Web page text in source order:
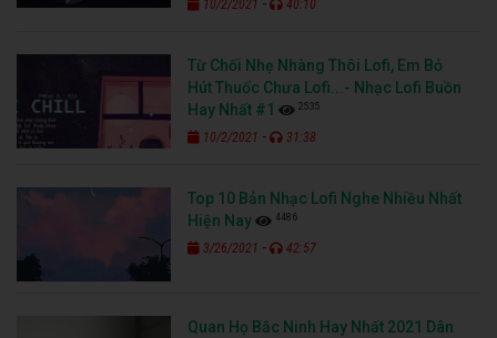
10/2/2021 40:10
Từ Chối Nhẹ Nhàng Thôi Lofi, Em Bỏ
Hút Thuốc Chưa Lofi...- Nhạc Lofi Buồn
Hay Nhất #1
2535
10/2/2021 - 31:38
Top 10 Bản Nhạc Lofi Nghe Nhiều Nhất
Hiện Nay
4486
3/26/2021 - 42:57
Quan Họ Bắc Ninh Hay Nhất 2021 Dân